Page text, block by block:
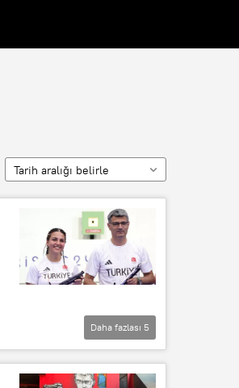
Tarih aralığı belirle
Daha fazlası 5